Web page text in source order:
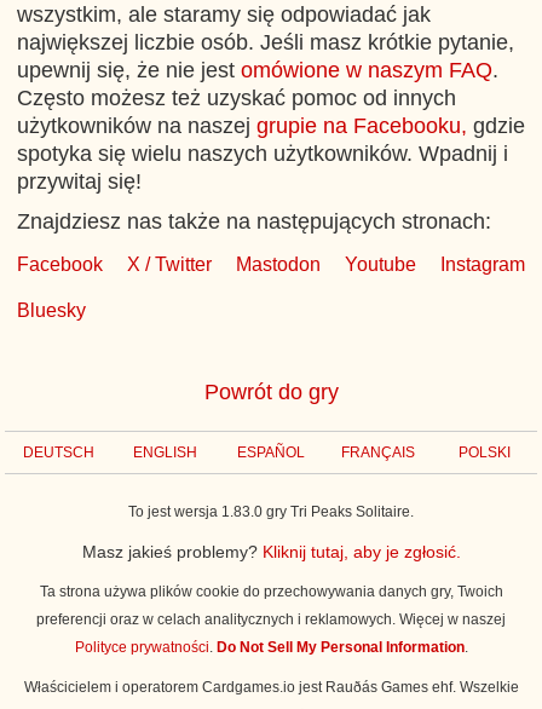
wszystkim, ale staramy się odpowiadać jak
największej liczbie osób. Jeśli masz krótkie pytanie,
upewnij się, że nie jest omówione w naszym FAQ.
Często możesz też uzyskać pomoc od innych
użytkowników na naszej grupie na Facebooku, gdzie
spotyka się wielu naszych użytkowników. Wpadnij i
przywitaj się!
Znajdziesz nas także na następujących stronach:
Facebook X / Twitter Mastodon Youtube Instagram
Bluesky
Powrót do gry
DEUTSCH ENGLISH ESPAÑOL FRANÇAIS POLSKI
To jest wersja 1.83.0 gry Tri Peaks Solitaire.
Masz jakieś problemy? Kliknij tutaj, aby je zgłosić.
Ta strona używa plików cookie do przechowywania danych gry, Twoich
preferencji oraz w celach analitycznych i reklamowych. Więcej w naszej
Polityce prywatności. Do Not Sell My Personal Information.
Właścicielem i operatorem Cardgames.io jest Rauðás Games ehf. Wszelkie